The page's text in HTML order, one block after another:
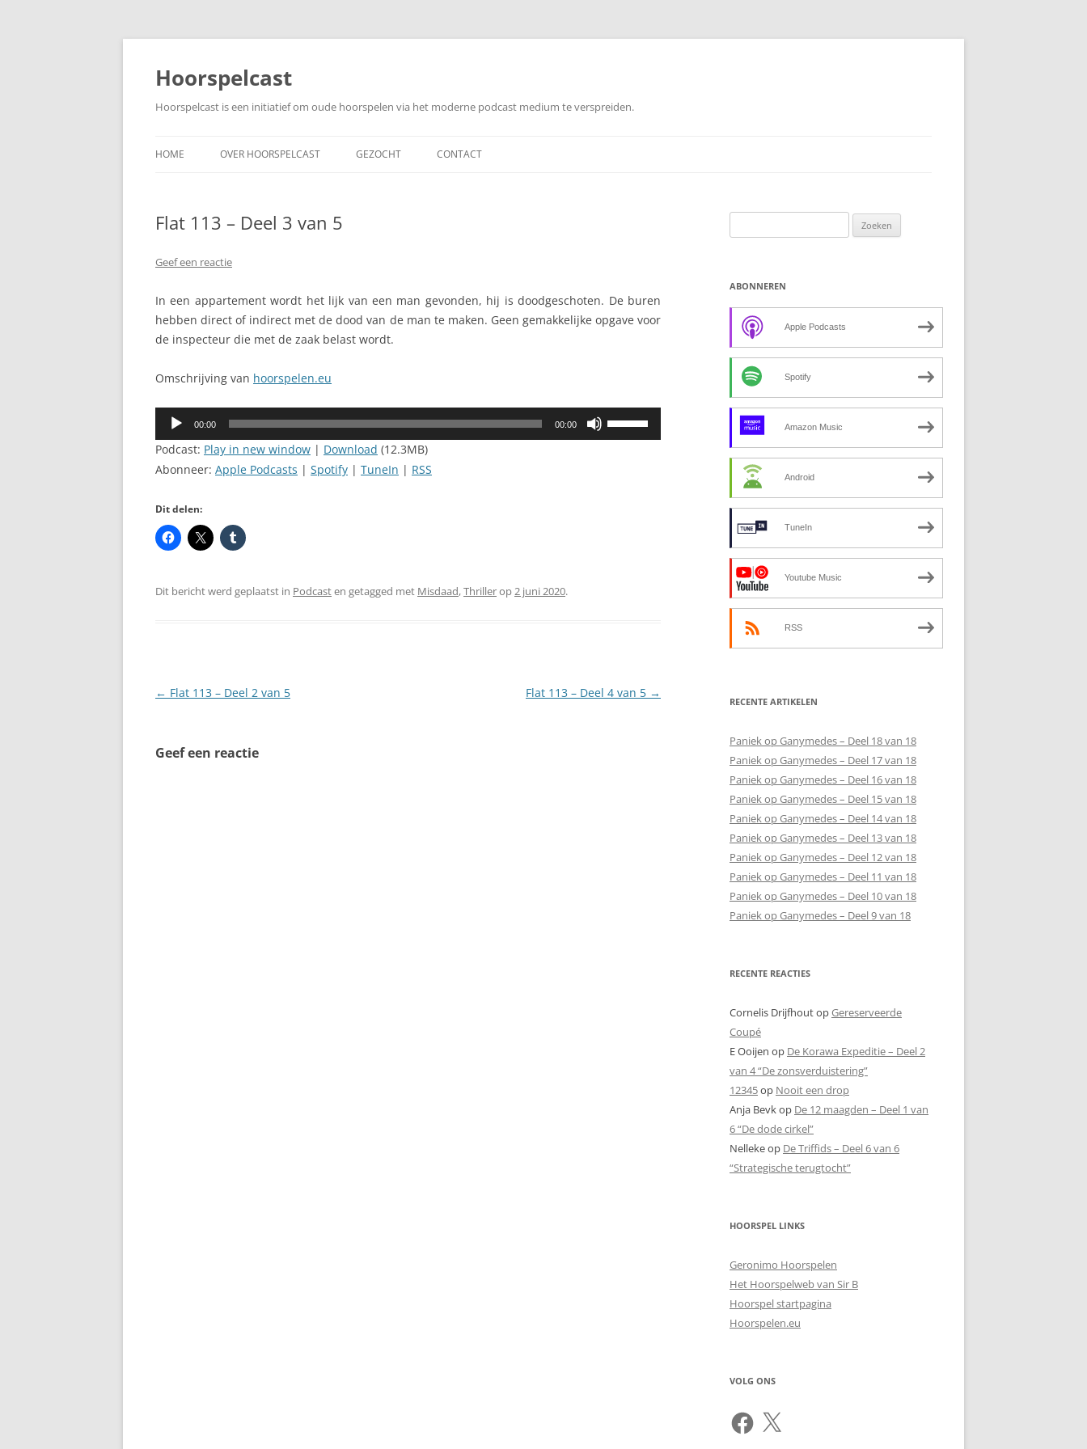
Ga
inhoud
Hoorspelcast
Hoorspelcast is een initiatief om oude hoorspelen via het moderne podcast medium te verspreiden.
HOME OVER HOORSPELCAST GEZOCHT CONTACT
Flat 113 – Deel 3 van 5
Geef een reactie
In een appartement wordt het lijk van een man gevonden, hij is doodgeschoten. De buren
hebben direct of indirect met de dood van de man te maken. Geen gemakkelijke opgave voor
de inspecteur die met de zaak belast wordt.
Omschrijving van hoorspelen.eu
Audiospeler
00:00 00:00
Podcast: Play in new window | Download (12.3MB)
Abonneer: Apple Podcasts | Spotify | TuneIn | RSS
Dit delen:
Dit bericht werd geplaatst in Podcasten getagged met Misdaad,Thrillerop2 juni 2020.
Berichtnavigatie
← Flat 113 – Deel 2 van 5 Flat 113 – Deel 4 van 5 →
Geef een reactie
naar:
ABONNEREN
Apple Podcasts
Spotify
Amazon Music
Android
TuneIn
Youtube Music
RSS
RECENTE ARTIKELEN
Paniek op Ganymedes – Deel 18 van 18
Paniek op Ganymedes – Deel 17 van 18
Paniek op Ganymedes – Deel 16 van 18
Paniek op Ganymedes – Deel 15 van 18
Paniek op Ganymedes – Deel 14 van 18
Paniek op Ganymedes – Deel 13 van 18
Paniek op Ganymedes – Deel 12 van 18
Paniek op Ganymedes – Deel 11 van 18
Paniek op Ganymedes – Deel 10 van 18
Paniek op Ganymedes – Deel 9 van 18
RECENTE REACTIES
Cornelis DrijfhoutopGereserveerde
Coupé
E Ooijen op De Korawa Expeditie – Deel 2
van 4 “De zonsverduistering”
12345op Nooit een drop
Anja Bevkop De 12 maagden – Deel 1 van
6 “De dode cirkel”
Nellekeop De Triffids – Deel 6 van 6
“Strategische terugtocht”
HOORSPEL LINKS
Geronimo Hoorspelen
Het Hoorspelweb van Sir B
Hoorspel startpagina
Hoorspelen.eu
VOLG ONS
Facebook
X